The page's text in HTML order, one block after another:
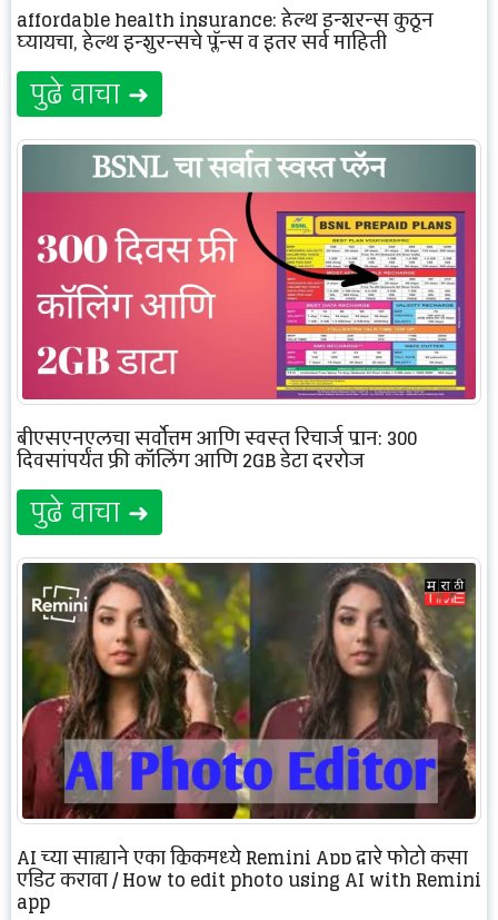
affordable health insurance: हेल्थ इन्शुरन्स कुठून
घ्यायचा, हेल्थ इन्शुरन्सचे प्लॅन्स व इतर सर्व माहिती
पुढे वाचा ➜
बीएसएनएलचा सर्वोत्तम आणि स्वस्त रिचार्ज प्लान: 300
दिवसांपर्यंत फ्री कॉलिंग आणि 2GB डेटा दररोज
पुढे वाचा ➜
AI च्या साह्याने एका क्लिकमध्ये Remini App द्वारे फोटो कसा
एडिट करावा / How to edit photo using AI with Remini
app